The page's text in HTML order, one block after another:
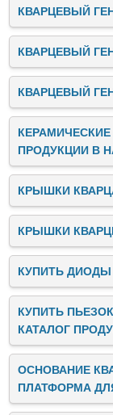
КВАРЦЕВЫЙ
КВАРЦЕВЫЙ
КВАРЦЕВЫЙ
ПРОДУКЦИИ В
КРЫШКИ
КРЫШКИ
КУПИТЬ
КУПИТЬ
КАТАЛОГ
ОСНОВАНИЕ
ПЛАТФОРМА